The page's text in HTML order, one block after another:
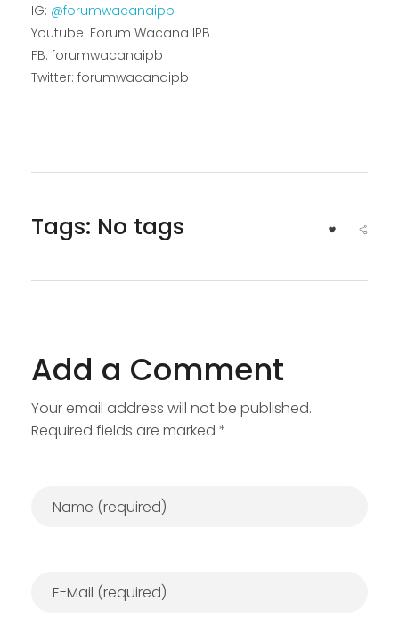
IG: @forumwacanaipb
Youtube: Forum Wacana IPB
FB: forumwacanaipb
Twitter: forumwacanaipb
Tags: No tags
Add a Comment
Your email address will not be published.
Required fields are marked *